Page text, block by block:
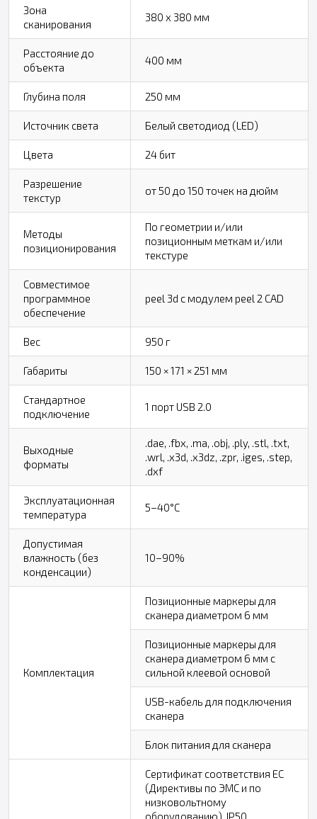
Зона
сканирования
380 x 380 мм
Расстояние до
объекта
400 мм
Глубина поля 250 мм
Источник света Белый светодиод (LED)
Цвета 24 бит
Разрешение
текстур
от 50 до 150 точек на дюйм
Методы
позиционирования
По геометрии и/или
позиционным меткам и/или
текстуре
Совместимое
программное
обеспечение
peel 3d с модулем peel 2 CAD
Вес 950 г
Габариты 150 × 171 × 251 мм
Стандартное
подключение
1 порт USB 2.0
Выходные
форматы
.dae, .fbx, .ma, .obj, .ply, .stl, .txt,
.wrl, .x3d, .x3dz, .zpr, .iges, .step,
.dxf
Эксплуатационная
температура
5–40°C
Допустимая
влажность (без
конденсации)
10–90%
Комплектация
Позиционные маркеры для
сканера диаметром 6 мм
Позиционные маркеры для
сканера диаметром 6 мм с
сильной клеевой основой
USB-кабель для подключения
сканера
Блок питания для сканера
Сертификат соответствия ЕС
(Директивы по ЭМС и по
низковольтному
оборудованию), IP50,